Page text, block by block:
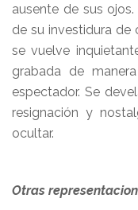
ausente de sus
de su investidura de
se vuelve
grabada de
espectador. Se
resignación y
ocultar.
Otras